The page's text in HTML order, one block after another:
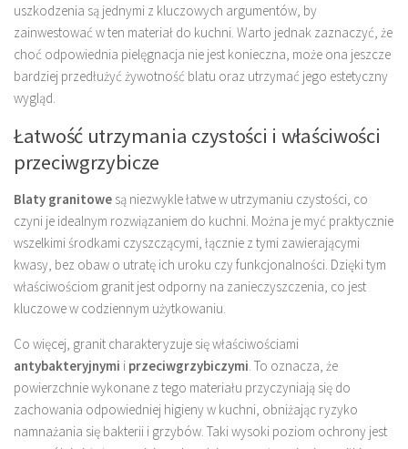
uszkodzenia są jednymi z kluczowych argumentów, by
zainwestować w ten materiał do kuchni. Warto jednak zaznaczyć, że
choć odpowiednia pielęgnacja nie jest konieczna, może ona jeszcze
bardziej przedłużyć żywotność blatu oraz utrzymać jego estetyczny
wygląd.
Łatwość utrzymania czystości i właściwości
przeciwgrzybicze
Blaty granitowe są niezwykle łatwe w utrzymaniu czystości, co
czyni je idealnym rozwiązaniem do kuchni. Można je myć praktycznie
wszelkimi środkami czyszczącymi, łącznie z tymi zawierającymi
kwasy, bez obaw o utratę ich uroku czy funkcjonalności. Dzięki tym
właściwościom granit jest odporny na zanieczyszczenia, co jest
kluczowe w codziennym użytkowaniu.
Co więcej, granit charakteryzuje się właściwościami
antybakteryjnymi i przeciwgrzybiczymi. To oznacza, że
powierzchnie wykonane z tego materiału przyczyniają się do
zachowania odpowiedniej higieny w kuchni, obniżając ryzyko
namnażania się bakterii i grzybów. Taki wysoki poziom ochrony jest